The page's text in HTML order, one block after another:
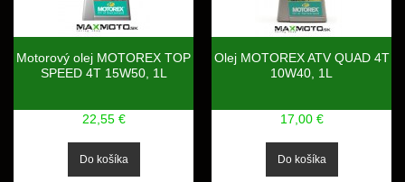
Motorový olej MOTOREX TOP
SPEED 4T 15W50, 1L
22,55 €
Olej MOTOREX ATV QUAD 4T
10W40, 1L
17,00 €